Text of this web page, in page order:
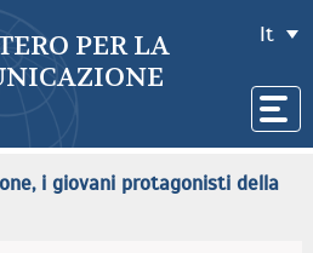
PER LA
It
i giovani protagonisti della